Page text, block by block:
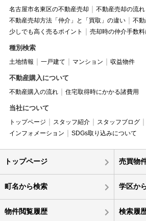
名古屋市名東区の不動産売却
不動産売却の流れ
不動産売却方法「仲介」と「買取」の違い
不動
少しでも高く売るポイント
売却時の仲介手数
種別検索
土地情報 一戸建て マンション 収益物件
不動産購入について
不動産購入の流れ 住宅取得時にかかる諸費用
当社について
トップページ スタッフ紹介 スタッフブログ
インフォメーション
SDGs取り込みについて
トップページ 売買物
町名から検索 学区か
物件閲覧履歴 検索履